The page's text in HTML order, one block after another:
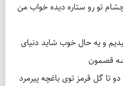
تو رو ستاره دیده خواب من
و یه حال خوب شاید دنیای
قصمون
تا گل قرمز توی باغچه پیرمرد